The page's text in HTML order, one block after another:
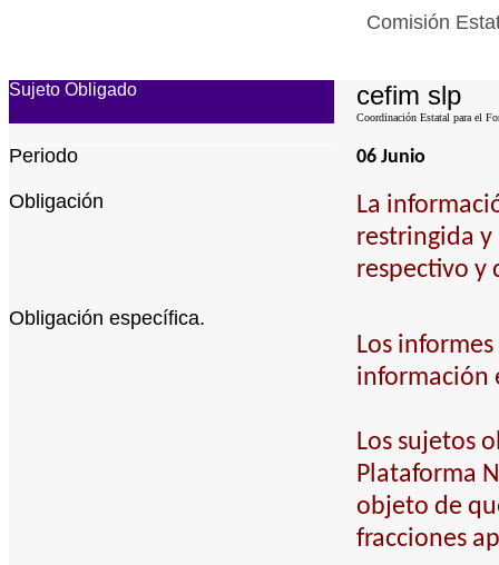
Comisión
Sujeto Obligado cefim slp
Coordinación Estatal para el
Periodo 06 Junio
Obligación
La
restringida
respectivo y
Obligación específica.
Los
información
Los sujetos
Plataforma
objeto de
fracciones